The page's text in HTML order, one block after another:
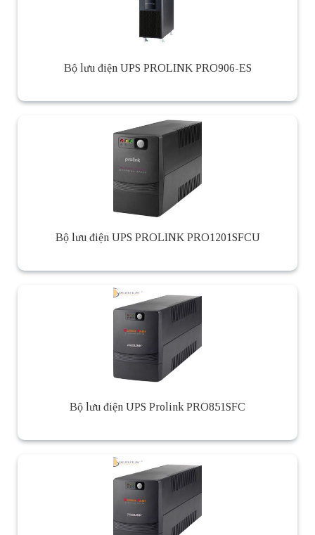
Bộ lưu điện UPS PROLINK PRO906-ES
Bộ lưu điện UPS PROLINK PRO1201SFCU
Bộ lưu điện UPS Prolink PRO851SFC